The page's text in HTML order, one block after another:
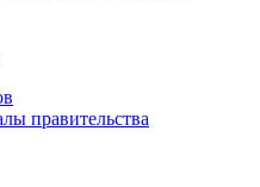
правительства